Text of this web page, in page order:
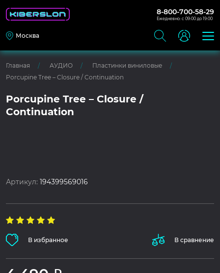
8-800-700-58-29
Ежедневно: с 09:00 до 19:00
Москва
Главная АУДИО
Пластинки виниловые
Porcupine Tree – Closure / Continuation
Porcupine Tree – Closure /
Continuation
Артикул:194399569016
В избранное В сравнение